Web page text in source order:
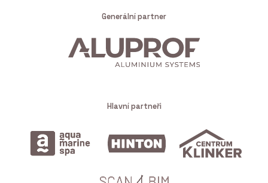
Generální partner
Hlavní partneři